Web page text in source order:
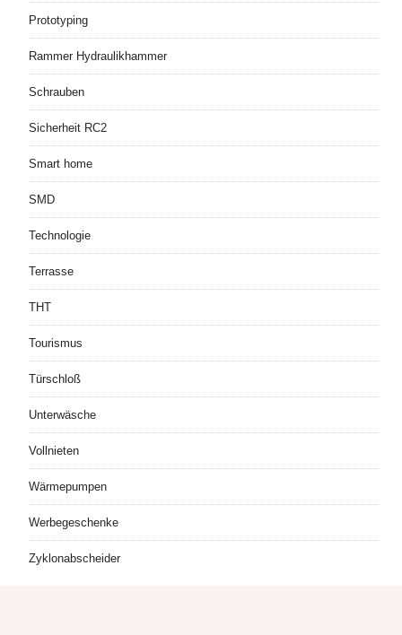
Prototyping
Rammer Hydraulikhammer
Schrauben
Sicherheit RC2
Smart home
SMD
Technologie
Terrasse
THT
Tourismus
Türschloß
Unterwäsche
Vollnieten
Wärmepumpen
Werbegeschenke
Zyklonabscheider